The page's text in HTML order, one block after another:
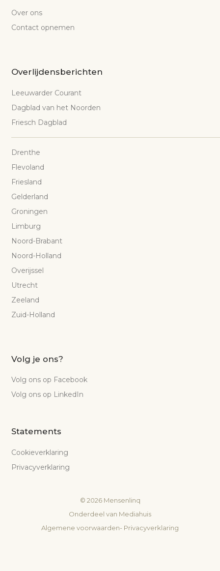
Over ons
Contact opnemen
Overlijdensberichten
Leeuwarder Courant
Dagblad van het Noorden
Friesch Dagblad
Drenthe
Flevoland
Friesland
Gelderland
Groningen
Limburg
Noord-Brabant
Noord-Holland
Overijssel
Utrecht
Zeeland
Zuid-Holland
Volg je ons?
Volg ons op Facebook
Volg ons op LinkedIn
Statements
Cookieverklaring
Privacyverklaring
© 2026Mensenlinq
Onderdeel van Mediahuis
Algemene voorwaarden- Privacyverklaring